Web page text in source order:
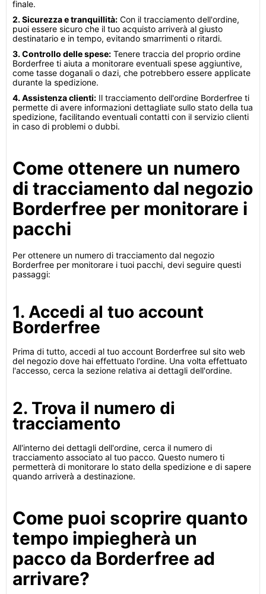
finale.
2. Sicurezza e tranquillità: Con il tracciamento dell'ordine,
puoi essere sicuro che il tuo acquisto arriverà al giusto
destinatario e in tempo, evitando smarrimenti o ritardi.
3. Controllo delle spese: Tenere traccia del proprio ordine
Borderfree ti aiuta a monitorare eventuali spese aggiuntive,
come tasse doganali o dazi, che potrebbero essere applicate
durante la spedizione.
4. Assistenza clienti: Il tracciamento dell'ordine Borderfree ti
permette di avere informazioni dettagliate sullo stato della tua
spedizione, facilitando eventuali contatti con il servizio clienti
in caso di problemi o dubbi.
Come ottenere un numero
di tracciamento dal negozio
Borderfree per monitorare i
pacchi
Per ottenere un numero di tracciamento dal negozio
Borderfree per monitorare i tuoi pacchi, devi seguire questi
passaggi:
1. Accedi al tuo account
Borderfree
Prima di tutto, accedi al tuo account Borderfree sul sito web
del negozio dove hai effettuato l'ordine. Una volta effettuato
l'accesso, cerca la sezione relativa ai dettagli dell'ordine.
2. Trova il numero di
tracciamento
All'interno dei dettagli dell'ordine, cerca il numero di
tracciamento associato al tuo pacco. Questo numero ti
permetterà di monitorare lo stato della spedizione e di sapere
quando arriverà a destinazione.
Come puoi scoprire quanto
tempo impiegherà un
pacco da Borderfree ad
arrivare?